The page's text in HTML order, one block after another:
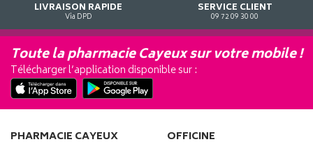
LIVRAISON RAPIDE
Via DPD
SERVICE CLIENT
09 72 09 30 00
Toute la pharmacie Cayeux sur votre mobile !
Télécharger l’application disponible sur :
PHARMACIE CAYEUX OFFICINE